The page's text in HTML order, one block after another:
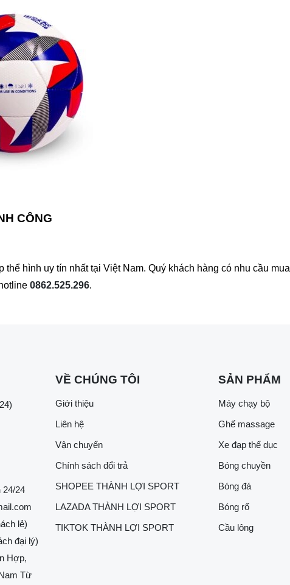
CÔNG
hình uy tín nhất tại Việt Nam. Quý khách hàng có nhu cầu mua
0862.525.296.
24/24
lẻ)
đại lý)
Hợp,
Từ
VỀ CHÚNG TÔI
Giới thiệu
Liên hệ
Vận chuyển
Chính sách đổi trả
SHOPEE THÀNH LỢI SPORT
LAZADA THÀNH LỢI SPORT
TIKTOK THÀNH LỢI SPORT
SẢN PHẨM
Máy chạy bộ
Ghế massage
Xe đạp thể dục
Bóng chuyền
Bóng đá
Bóng rổ
Cầu lông